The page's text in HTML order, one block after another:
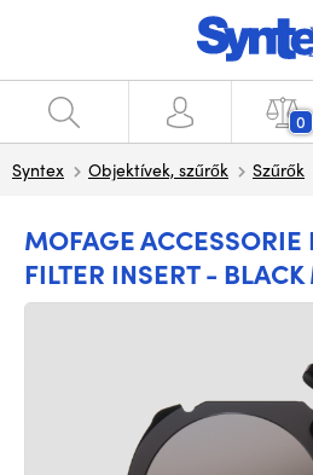
0
Syntex Objektívek, szűrők Szűrők
MOFAGE ACCESSORIE
FILTER INSERT -